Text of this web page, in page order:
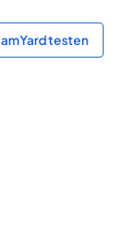
testen